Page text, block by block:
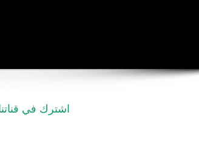
اشترك في